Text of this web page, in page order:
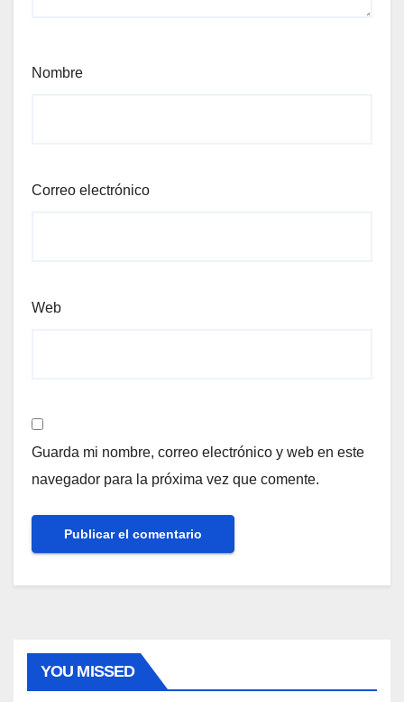
Nombre
Correo electrónico
Web
Guarda mi nombre, correo electrónico y web en este
navegador para la próxima vez que comente.
YOU MISSED